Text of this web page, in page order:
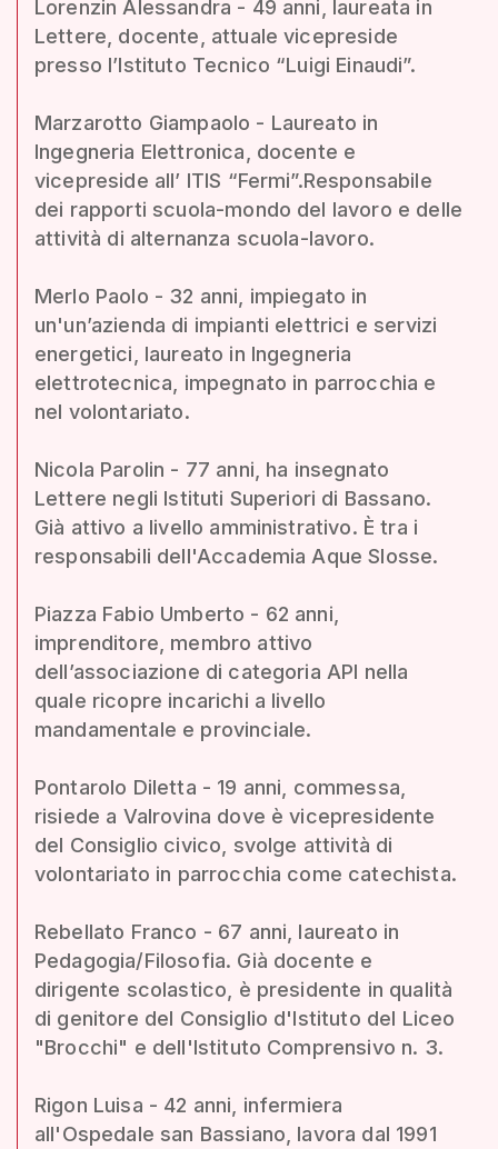
Lorenzin Alessandra - 49 anni, laureata in
Lettere, docente, attuale vicepreside
presso l’Istituto Tecnico “Luigi Einaudi”.
Marzarotto Giampaolo - Laureato in
Ingegneria Elettronica, docente e
vicepreside all’ ITIS “Fermi”.Responsabile
dei rapporti scuola-mondo del lavoro e delle
attività di alternanza scuola-lavoro.
Merlo Paolo - 32 anni, impiegato in
un'un’azienda di impianti elettrici e servizi
energetici, laureato in Ingegneria
elettrotecnica, impegnato in parrocchia e
nel volontariato.
Nicola Parolin - 77 anni, ha insegnato
Lettere negli Istituti Superiori di Bassano.
Già attivo a livello amministrativo. È tra i
responsabili dell'Accademia Aque Slosse.
Piazza Fabio Umberto - 62 anni,
imprenditore, membro attivo
dell’associazione di categoria API nella
quale ricopre incarichi a livello
mandamentale e provinciale.
Pontarolo Diletta - 19 anni, commessa,
risiede a Valrovina dove è vicepresidente
del Consiglio civico, svolge attività di
volontariato in parrocchia come catechista.
Rebellato Franco - 67 anni, laureato in
Pedagogia/Filosofia. Già docente e
dirigente scolastico, è presidente in qualità
di genitore del Consiglio d'Istituto del Liceo
"Brocchi" e dell'Istituto Comprensivo n. 3.
Rigon Luisa - 42 anni, infermiera
all'Ospedale san Bassiano, lavora dal 1991